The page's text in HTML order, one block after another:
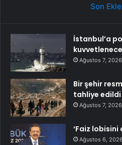
Son
İstanbul’a
Ağustos 7, 2026
Bir şehir
tahliye edildi
Ağustos 7, 2026
‘Faiz lobisini
Ağustos 6, 2026